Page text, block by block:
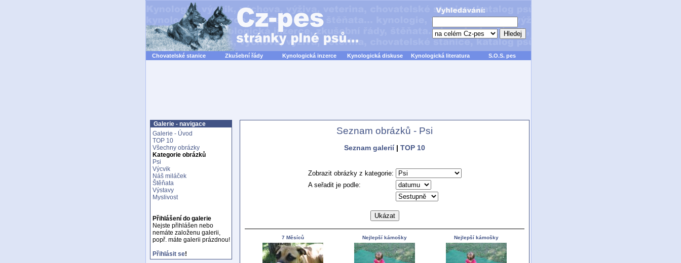
Chovatelské stanice Zkušební řády Kynologická inzerce Kynologická diskuse Kynologická literatura S.O.S. pes
Galerie - navigace
Galerie - Úvod
TOP 10
Všechny obrázky
Kategorie obrázků
Psi
Výcvik
Náš miláček
Štěňata
Výstavy
Myslivost
Přihlášení do galerie
Nejste přihlášen nebo
nemáte založenu galerii,
popř. máte galerii prázdnou!
Přihlásit se!
Seznam obrázků - Psi
Seznam galerií| TOP 10
Zobrazit obrázky z kategorie:
A seřadit je podle:
7 Měsíců Nejlepší kámošky Nejlepší kámošky